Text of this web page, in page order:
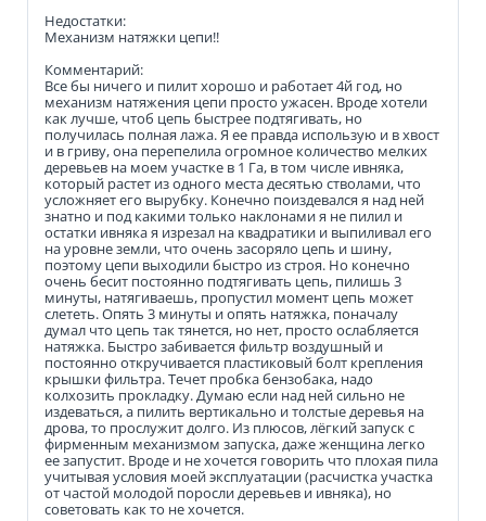
Недостатки:
Механизм натяжки цепи!!
Комментарий:
Все бы ничего и пилит хорошо и работает 4й год, но
механизм натяжения цепи просто ужасен. Вроде хотели
как лучше, чтоб цепь быстрее подтягивать, но
получилась полная лажа. Я ее правда использую и в хвост
и в гриву, она перепелила огромное количество мелких
деревьев на моем участке в 1 Га, в том числе ивняка,
который растет из одного места десятью стволами, что
усложняет его вырубку. Конечно поиздевался я над ней
знатно и под какими только наклонами я не пилил и
остатки ивняка я изрезал на квадратики и выпиливал его
на уровне земли, что очень засоряло цепь и шину,
поэтому цепи выходили быстро из строя. Но конечно
очень бесит постоянно подтягивать цепь, пилишь 3
минуты, натягиваешь, пропустил момент цепь может
слететь. Опять 3 минуты и опять натяжка, поначалу
думал что цепь так тянется, но нет, просто ослабляется
натяжка. Быстро забивается фильтр воздушный и
постоянно откручивается пластиковый болт крепления
крышки фильтра. Течет пробка бензобака, надо
колхозить прокладку. Думаю если над ней сильно не
издеваться, а пилить вертикально и толстые деревья на
дрова, то прослужит долго. Из плюсов, лёгкий запуск с
фирменным механизмом запуска, даже женщина легко
ее запустит. Вроде и не хочется говорить что плохая пила
учитывая условия моей эксплуатации (расчистка участка
от частой молодой поросли деревьев и ивняка), но
советовать как то не хочется.